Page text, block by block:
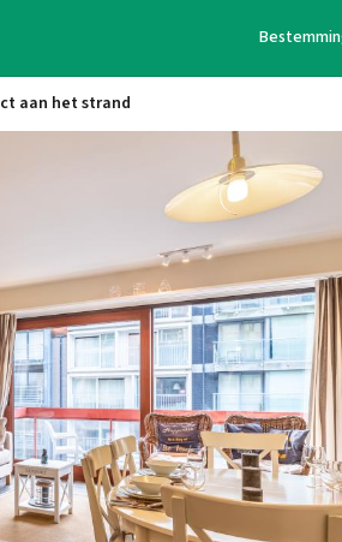
aan het strand